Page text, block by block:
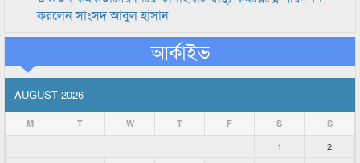
করলেন সাংসদ আবুল হাসান
আর্কাইভ
AUGUST 2026
M T W T F S S
1
2